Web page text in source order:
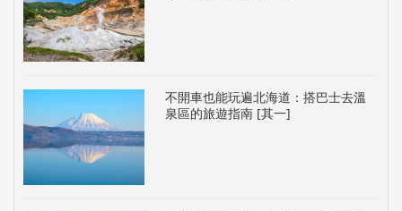
不開車也能玩遍北海道：搭巴士去溫
泉區的旅遊指南 [其一]